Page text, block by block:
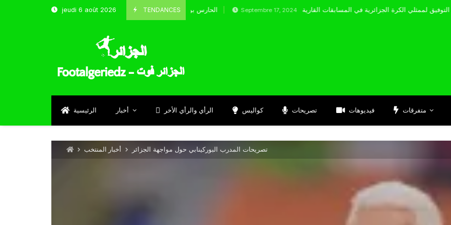
jeudi 6 août 2026 TENDANCES
الحارس بوحلفاية يتحدث عن طموحاته مع المنتخب و شباب Septembre 17, 2024
الرئيسية أخبار الرأي والرأي الأخر كواليس تصريحات فيديوهات متفرقات
أخبار المنتخب تصريحات المدرب البوركينابي حول مواجهة الجزائر